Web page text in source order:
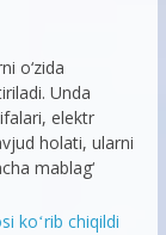
o‘zida
Unda
elektr
holati, ularni
mablag‘
koʻrib chiqildi